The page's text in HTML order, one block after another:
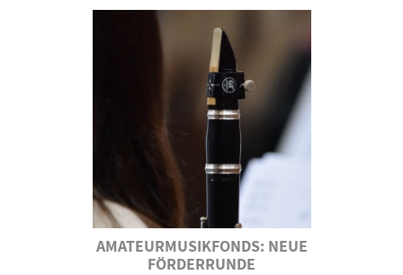
AMATEURMUSIKFONDS: NEUE
FÖRDERRUNDE